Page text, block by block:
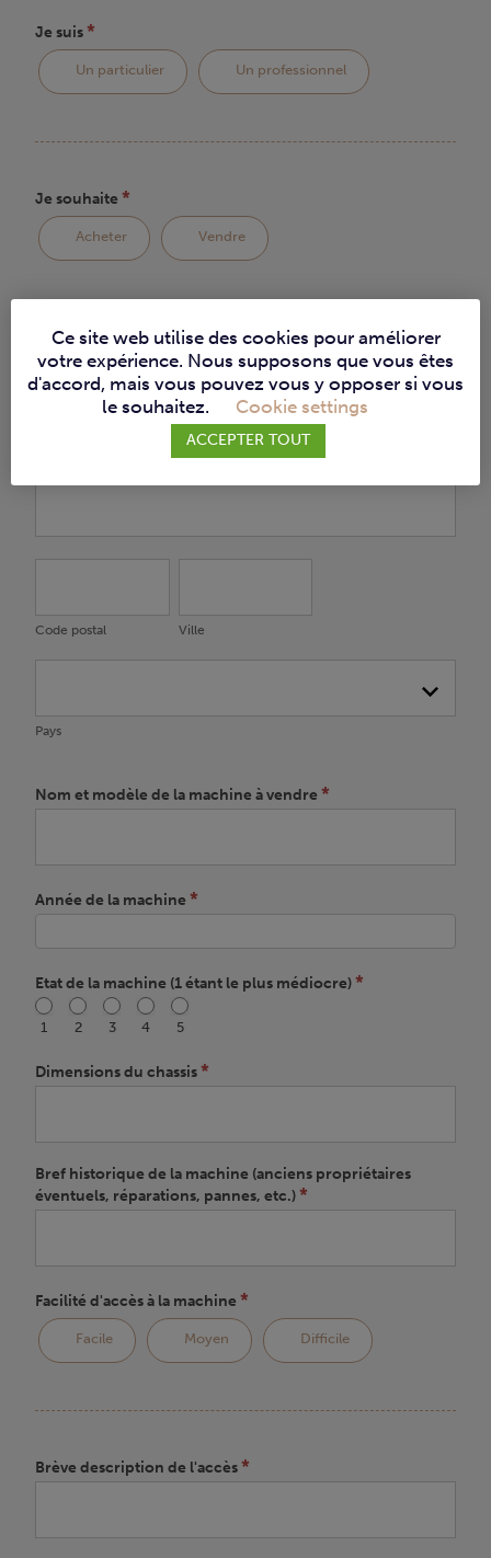
Je suis*
Un particulier Un professionnel
Je souhaite *
Acheter Vendre
Adresse*
Rue
Adresse
Code postal Ville
Pays
Nom et modèle de la machine à vendre *
Année de la machine *
Etat de la machine (1 étant le plus médiocre)*
1 2 3 4 5
Dimensions du chassis*
Bref historique de la machine (anciens propriétaires
éventuels, réparations, pannes, etc.)*
Facilité d'accès à la machine *
Facile Moyen Difficile
Brève description de l'accès*
Ce site web utilise des cookies pour améliorer
votre expérience. Nous supposons que vous êtes
d'accord, mais vous pouvez vous y opposer si vous
le souhaitez.
Cookie settings
ACCEPTER TOUT